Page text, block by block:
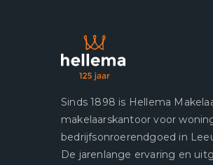
Sinds 1898 is Hellema
makelaarskantoor voor
bedrijfsonroerendgoed in
De jarenlange ervaring en